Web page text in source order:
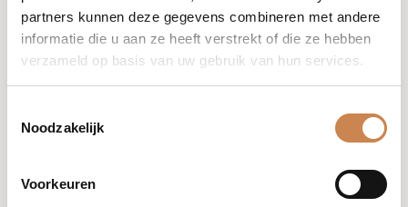
partners kunnen deze gegevens combineren met andere
informatie die u aan ze heeft verstrekt of die ze hebben
verzameld op basis van uw gebruik van hun services.
Noodzakelijk
Voorkeuren
[luxury]
Ingrediënten